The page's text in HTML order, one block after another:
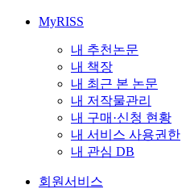
MyRISS
내 추천논문
내 책장
내 최근 본 논문
내 저작물관리
내 구매·신청 현황
내 서비스 사용권한
내 관심 DB
회원서비스